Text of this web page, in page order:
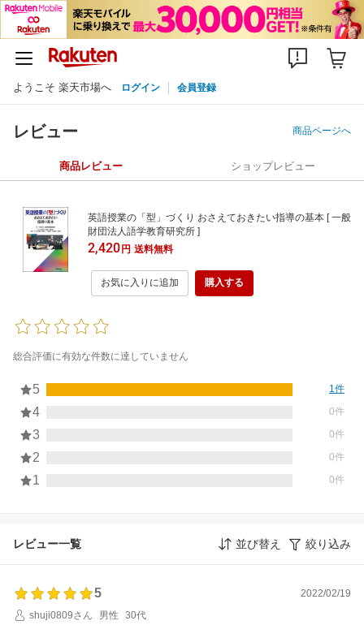
ようこそ 楽天市場へ ログイン 会員登録
レビュー 商品ページへ
商品レビュー ショップレビュー
英語授業の「型」づくり おさえておきたい指導の基本 [ 一般
財団法人語学教育研究所 ]
2,420円 送料無料
お気に入りに追加 購入する
総合評価に有効な件数に達していません
5 1件
4 0件
3 0件
2 0件
1 0件
レビュー一覧 並び替え 絞り込み
5
2022/02/19
shuji0809さん
男性 30代